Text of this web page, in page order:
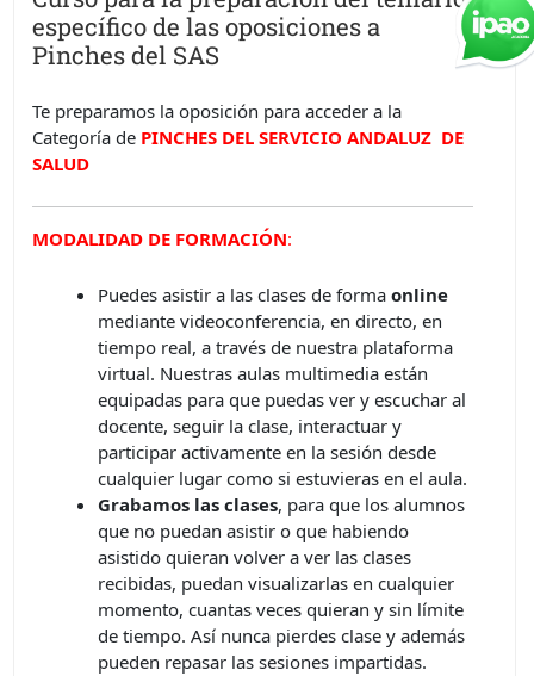
específico de las oposiciones a
Pinches del SAS
Te preparamos la oposición para acceder a la
Categoría de PINCHES DEL SERVICIO ANDALUZ DE
SALUD
MODALIDAD DE FORMACIÓN:
Puedes asistir a las clases de formaonline
mediante videoconferencia, en directo, en
tiempo real, a través de nuestra plataforma
virtual. Nuestras aulas multimedia están
equipadas para que puedas ver y escuchar al
docente, seguir la clase, interactuar y
participar activamente en la sesión desde
cualquier lugar como si estuvieras en el aula.
Grabamos las clases, para que los alumnos
que no puedan asistir o que habiendo
asistido quieran volver a ver las clases
recibidas, puedan visualizarlas en cualquier
momento, cuantas veces quieran y sin límite
de tiempo. Así nunca pierdes clase y además
pueden repasar las sesiones impartidas.